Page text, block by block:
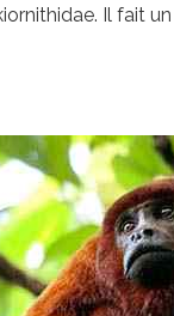
Il fait